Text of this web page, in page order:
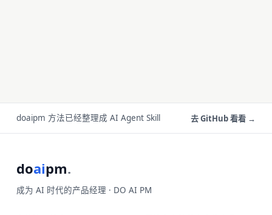
doaipm 方法已经整理成 AI Agent Skill 去 GitHub 看看 →
doaipm.
成为 AI 时代的产品经理 · DO AI PM